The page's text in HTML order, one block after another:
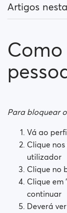
Artigos
Como posso
funciona?
Como
Como
Tenho
Como elimino
Como mudo
Para bloquear
Vá ao
Clique
utilizador
Clique no
Clique em
continuar
Deverá